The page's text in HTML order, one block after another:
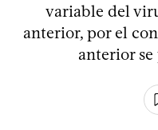
variable del
anterior, por el
anterior